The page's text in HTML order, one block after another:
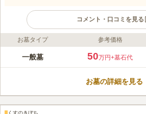
コメント・口コミを見る
ライフドット編集部のコメント
高松市浅野墓地は、高松市香川町の田
日当たりがよく、遠くの山稜を見渡せ
口コミ評価
お墓タイプ 参考価格
一般墓 50万円+墓石代
お墓の詳細を見る
くすのきぼち